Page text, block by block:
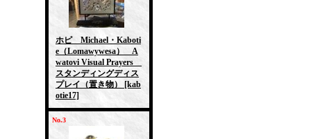
ホピ Michael・Kaboti
e（Lomawywesa） A
watovi Visual Prayers
スタンディングディス
プレイ（置き物）
[kab
otie17]
No.3